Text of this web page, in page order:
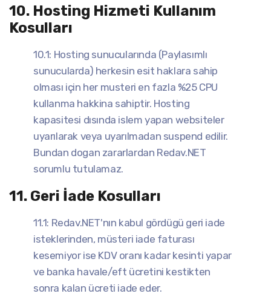
10. Hosting Hizmeti Kullanım
Kosulları
10.1: Hosting sunucularında (Paylasımlı
sunucularda) herkesin esit haklara sahip
olması için her musteri en fazla %25 CPU
kullanma hakkina sahiptir. Hosting
kapasitesi dısında islem yapan websiteler
uyarılarak veya uyarılmadan suspend edilir.
Bundan dogan zararlardan Redav.NET
sorumlu tutulamaz.
11. Geri İade Kosulları
11.1: Redav.NET'nın kabul gördügü geri iade
isteklerinden, müsteri iade faturası
kesemiyor ise KDV oranı kadar kesinti yapar
ve banka havale/eft ücretini kestikten
sonra kalan ücreti iade eder.